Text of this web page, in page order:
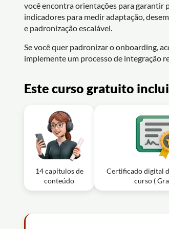
você encontra orientações para garantir
indicadores para medir adaptação,
e padronização escalável.
Se você quer padronizar o onboarding,
implemente um processo de integração
Este curso gratuito
14 capítulos de
conteúdo
Certificado digital
curso (